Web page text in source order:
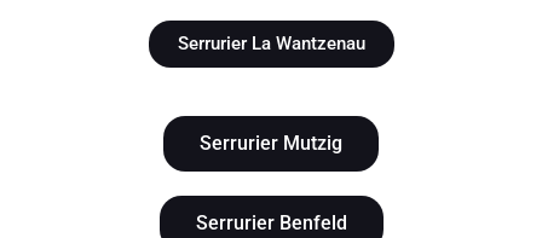
Serrurier La Wantzenau
Serrurier Mutzig
Serrurier Benfeld